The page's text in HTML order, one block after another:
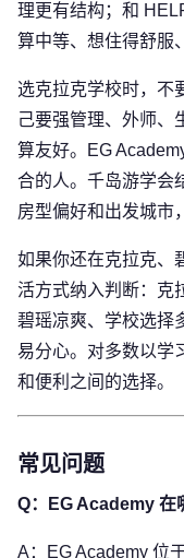
理更有结构；和
算中等、想住得舒服
选克拉克学校时，不
己要强管理、外师、
算友好。EG
合的人。千岛游学会
房型偏好和出发城市
如果你还在克拉克、
活方式纳入判断：克
碧瑶凉爽、学校选择
易分心。对多数以学
和便利之间的选择。
常见问题
Q：EG Academy 在
A：EG Academy 位